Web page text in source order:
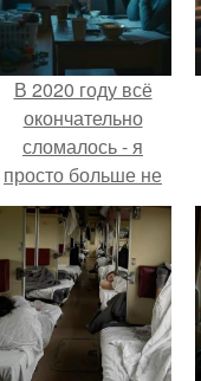
В 2020 году всё
окончательно
сломалось - я
просто больше не
тянула всё одна.